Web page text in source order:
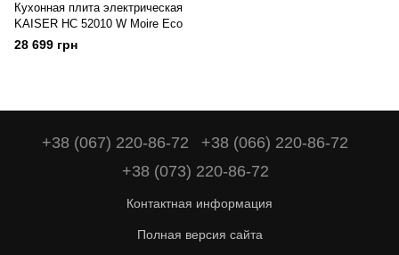
Кухонная плита электрическая
KAISER HC 52010 W Moire Eco
28 699 грн
+38 (067) 220-86-72
+38 (066) 220-86-72
+38 (073) 220-86-72
Контактная информация
Полная версия сайта